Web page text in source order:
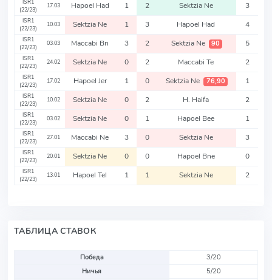
ISR1
(22/23)
17.03 Hapoel Had 1 2 Sektzia Ne 3
ISR1
(22/23)
10.03 Sektzia Ne 1 3 Hapoel Had 4
ISR1
(22/23)
03.03 Maccabi Bn 3 2 Sektzia Ne 90 5
ISR1
(22/23)
24.02 Sektzia Ne 0 2 Maccabi Te 2
ISR1
(22/23)
17.02 Hapoel Jer 1 0 Sektzia Ne 76,90 1
ISR1
(22/23)
10.02 Sektzia Ne 0 2 H. Haifa 2
ISR1
(22/23)
03.02 Sektzia Ne 0 1 Hapoel Bee 1
ISR1
(22/23)
27.01 Maccabi Ne 3 0 Sektzia Ne 3
ISR1
(22/23)
20.01 Sektzia Ne 0 0 Hapoel Bne 0
ISR1
(22/23)
13.01 Hapoel Tel 1 1 Sektzia Ne 2
ТАБЛИЦА СТАВОК
Победа
3/20
Ничья
5/20